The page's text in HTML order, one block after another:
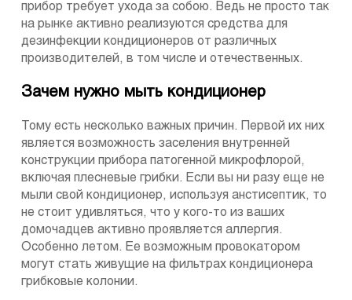
прибор требует ухода за собою. Ведь не просто так
на рынке активно реализуются средства для
дезинфекции кондиционеров от различных
производителей, в том числе и отечественных.
Зачем нужно мыть кондиционер
Тому есть несколько важных причин. Первой их них
является возможность заселения внутренней
конструкции прибора патогенной микрофлорой,
включая плесневые грибки. Если вы ни разу еще не
мыли свой кондиционер, используя анстисептик, то
не стоит удивляться, что у кого-то из ваших
домочадцев активно проявляется аллергия.
Особенно летом. Ее возможным провокатором
могут стать живущие на фильтрах кондиционера
грибковые колонии.